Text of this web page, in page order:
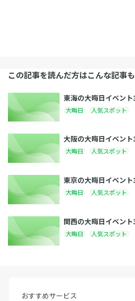
この記事を読んだ方はこんな記事
東海の大晦日イベント
大晦日 人気スポット
大阪の大晦日イベント
大晦日 人気スポット
東京の大晦日イベント
大晦日 人気スポット
関西の大晦日イベント
大晦日 人気スポット
おすすめサービス